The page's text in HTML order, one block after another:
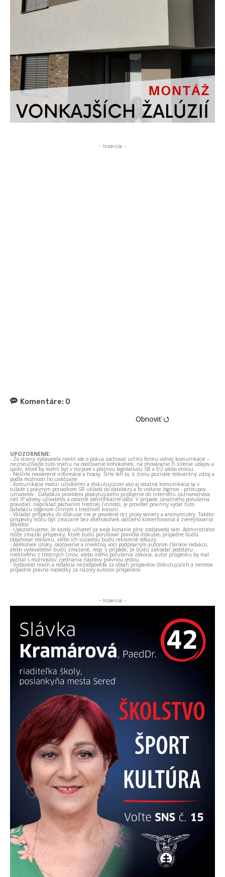
- Inzercia -
Komentáre: 0
Obnoviť ⭯
UPOZORNENIE:
- Zo strany vydavateľa novín ide o pokus zachovať určitú formu voľnej komunikácie –
nezneužívajte túto snahu na osočovanie kohokoľvek, na ohováranie či šírenie údajov a
správ, ktoré by mohli byť v rozpore s platnou legislatívou SR a EÚ alebo etikou.
- Nešírte neoverené informácie a hoaxy. Šírte len to, k čomu poznáte relevantný zdroj a
podľa možnosti ho uvádzajte.
- Komunikácia medzi užívateľmi a diskutujúcimi ako aj ostatná komunikácia sa v
súlade s právnym poriadkom SR ukladá do databázy a to vrátane loginov - prístupov
užívateľov . Databáza providera poskytujúceho pripojenie do internetu zaznamenáva
tiež IP adresy užívateľov a ostatné identifikačné dáta. V prípade závažného porušenia
pravidiel, napríklad páchaním trestnej činnosti, je provider povinný vydať túto
databázu orgánom činným v trestnom konaní.
- Vkladať príspevky do diskusie nie je povolené cez proxy servery a anonymizéry. Takéto
príspevky môžu byť zmazané bez akéhokoľvek ďalšieho komentovania a zverejňovania
dôvodov.
- Upozorňujeme, že každý užívateľ za svoje konanie plne zodpovedá sám. Administrátor
môže zmazať príspevky, ktoré budú porušovať pravidlá diskusie, prípadne budú
obsahovať reklamu, alebo ich súčasťou budú reklamné odkazy.
- Akékoľvek útoky, osočovanie a invektívy voči podpísaným autorom článkov redakcii,
alebo vydavateľovi budú zmazané, resp. v prípade, že budú zakladať podstatu
niektorého z trestných činov, alebo iného porušenia zákona, autor príspevku by mal
počítať s možnosťou zjednania nápravy právnou cestou.
- Vydavateľ novín a redakcia nezodpovedá za obsah príspevkov diskutujúcich a nenesie
prípadné právne následky za názory autorov príspevkov.
- Inzercia -